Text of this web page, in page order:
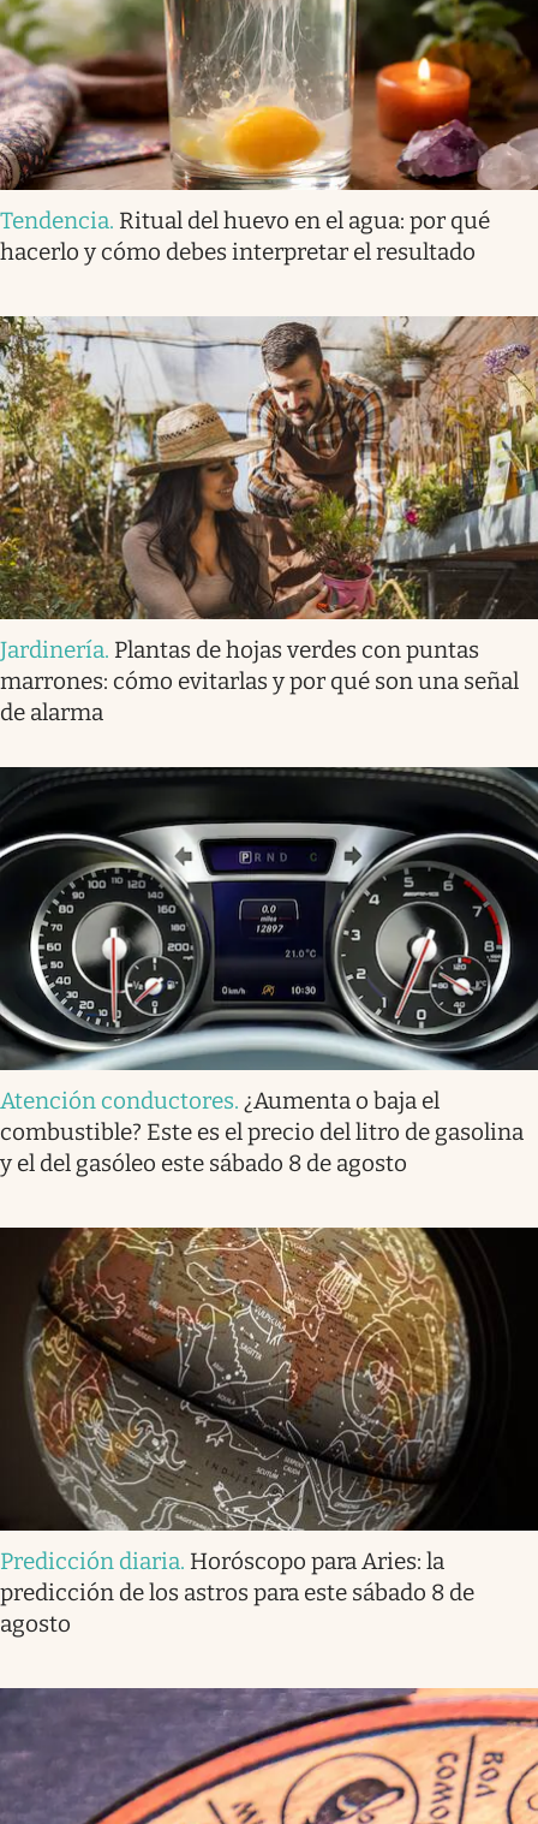
Tendencia. Ritual del huevo en el agua: por qué
hacerlo y cómo debes interpretar el resultado
Jardinería. Plantas de hojas verdes con puntas
marrones: cómo evitarlas y por qué son una señal
de alarma
Atención conductores. ¿Aumenta o baja el
combustible? Este es el precio del litro de gasolina
y el del gasóleo este sábado 8 de agosto
Predicción diaria. Horóscopo para Aries: la
predicción de los astros para este sábado 8 de
agosto